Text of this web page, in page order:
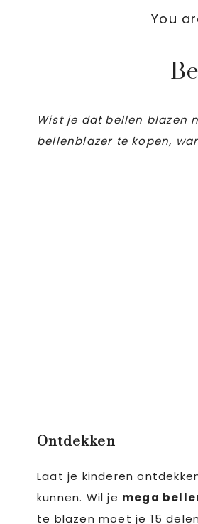
You
Wist je dat bellen blazen
bellenblazer te kopen,
Ontdekken
Laat je kinderen
kunnen. Wil je mega
te blazen moet je 15